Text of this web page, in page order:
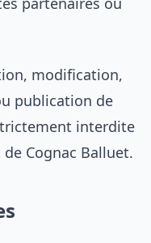
modification,
publication de
interdite
de Cognac Balluet.